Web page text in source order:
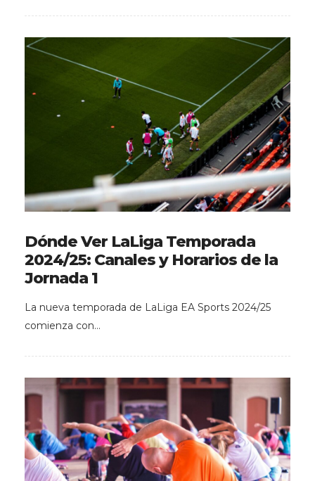
Dónde Ver LaLiga Temporada
2024/25: Canales y Horarios de la
Jornada 1
La nueva temporada de LaLiga EA Sports 2024/25
comienza con…